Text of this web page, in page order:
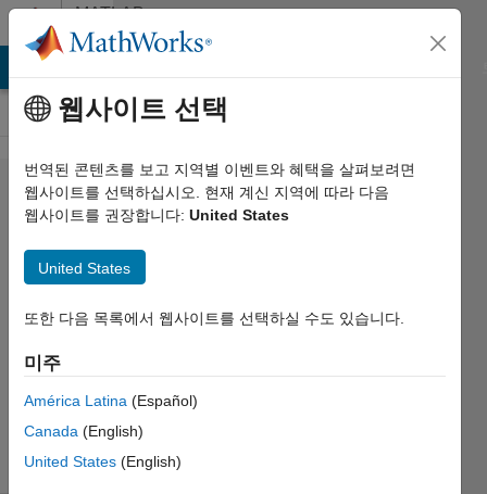
콘텐츠로 바로 가기
MATLAB
Answers
SAP OLAP
Database
connection
Leah
2013 8월
7
조회 수:
11 (30일)
웹사이트 선택
번역된 콘텐츠를 보고 지역별 이벤트와 혜택을 살펴보려면
웹사이트를 선택하십시오. 현재 계신 지역에 따라 다음
웹사이트를 권장합니다: United States
United States
또한 다음 목록에서 웹사이트를 선택하실 수도 있습니다.
미주
América Latina (Español)
Canada (English)
United States (English)